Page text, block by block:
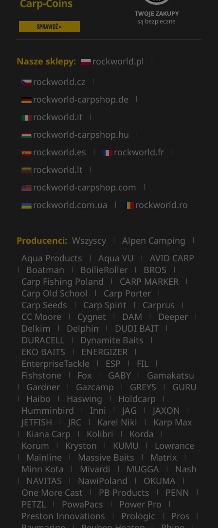
SPRAWDŹ »
TWOJE ZAKUPY
są bezpieczne
Nasze sklepy: rockworld.pl |
rockworld.cz |
rockworld-carpshop.de |
rockworld.it |
rockworld-carpshop.hu |
rockworld.es | rockworld.fr |
rockworld.lt |
rockworld-carpshop.com |
rockworld.com.ua | rockworld.ro
Producenci: Wszyscy | Alpen Camping |
Aqua Products | Aqua VU | AVID CARP
| Boatman | BoilieRoller | BROS |
Carp Fishing Poland | CARP MARKER |
Carp Old School | Carp Porter |
Carp Seeds | Carp Spirit | Carprus |
CC Moore | Cygnet | DAM | Deeper |
Delkim | Delphin | DUDI BAIT |
DURACELL | Dynamite Baits |
EKO BAITS | ENERGIZER |
EnterpriseTackle | ESP | FIL |
Fishstone | Fox | GABY | Gamakatsu
| Gardner | Gazcamp | GREYS | GURU
| Haibo | Haswing | Holdcarp |
Humminbird | Inni | JAG | JAXON |
JETFISH | JRC | Karel Nikl | Karp Max
| Kiana Carp | Kolibri | Korda |
Korum | Kryston | KUMU | Lowrance
| Mainline | Massive Baits | Matrix |
Minn Kota | Mivardi | MUGGA | Nash
| NAVITAS | NawiPoland | OKUMA |
One More Cast | PB Products | PENN |
PETZL | PowaPacs | Power Pro |
Preston Innovations | Prologic | Pros |